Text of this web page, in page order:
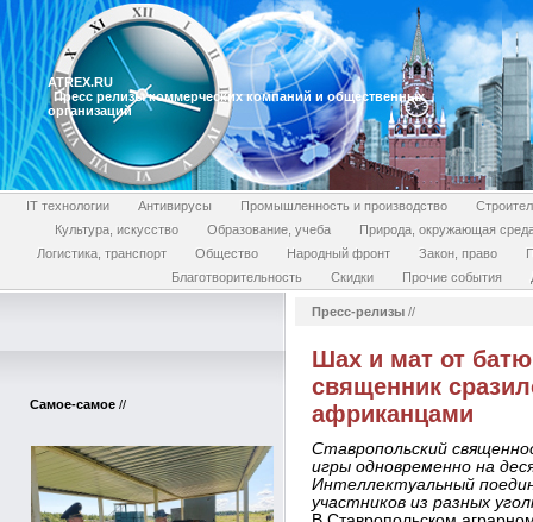
ATREX.RU
Пресс релизы коммерческих компаний и общественных
организаций
IT технологии Антивирусы Промышленность и производство
Культура, искусство
Образование, учеба
Природа, окружающая
Логистика, транспорт
Общество Народный фронт Закон, право
Благотворительность
Скидки Прочие события
Самое-самое //
Пресс-релизы //
Шах и мат от
священник
африканцами
Ставропольский
игры одновременно на
Интеллектуальный
участников из разных